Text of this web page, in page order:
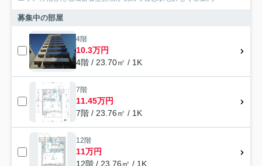
募集中の部屋
4階
10.3万円
4階 / 23.70㎡ / 1K
7階
11.45万円
7階 / 23.76㎡ / 1K
12階
11万円
12階 / 23.76㎡ / 1K